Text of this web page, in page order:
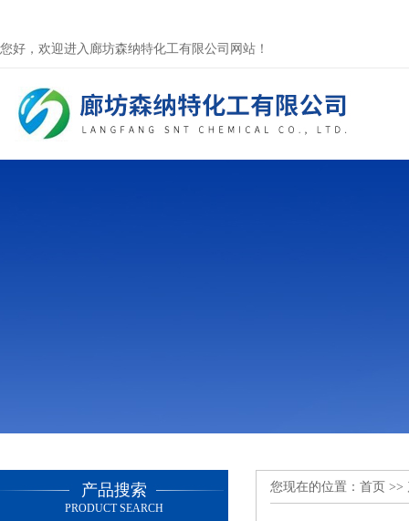
您好，欢迎进入廊坊森纳特化工有限公司网站！
产品搜索
PRODUCT SEARCH
您现在的位置： 首页 >>